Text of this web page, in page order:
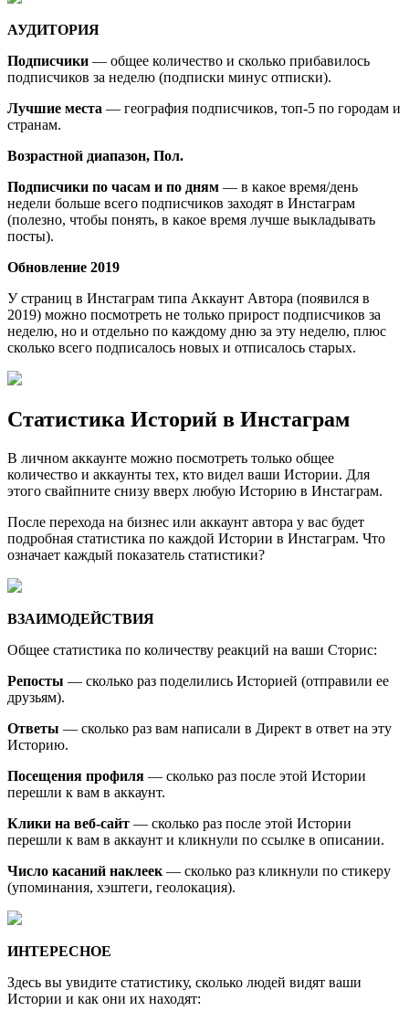
АУДИТОРИЯ
Подписчики — общее количество и сколько прибавилось
подписчиков за неделю (подписки минус отписки).
Лучшие места — география подписчиков, топ-5 по городам и
странам.
Возрастной диапазон, Пол.
Подписчики по часам и по дням — в какое время/день
недели больше всего подписчиков заходят в Инстаграм
(полезно, чтобы понять, в какое время лучше выкладывать
посты).
Обновление 2019
У страниц в Инстаграм типа Аккаунт Автора (появился в
2019) можно посмотреть не только прирост подписчиков за
неделю, но и отдельно по каждому дню за эту неделю, плюс
сколько всего подписалось новых и отписалось старых.
Статистика Историй в Инстаграм
В личном аккаунте можно посмотреть только общее
количество и аккаунты тех, кто видел ваши Истории. Для
этого свайпните снизу вверх любую Историю в Инстаграм.
После перехода на бизнес или аккаунт автора у вас будет
подробная статистика по каждой Истории в Инстаграм. Что
означает каждый показатель статистики?
ВЗАИМОДЕЙСТВИЯ
Общее статистика по количеству реакций на ваши Сторис:
Репосты — сколько раз поделились Историей (отправили ее
друзьям).
Ответы — сколько раз вам написали в Директ в ответ на эту
Историю.
Посещения профиля — сколько раз после этой Истории
перешли к вам в аккаунт.
Клики на веб-сайт — сколько раз после этой Истории
перешли к вам в аккаунт и кликнули по ссылке в описании.
Число касаний наклеек — сколько раз кликнули по стикеру
(упоминания, хэштеги, геолокация).
ИНТЕРЕСНОЕ
Здесь вы увидите статистику, сколько людей видят ваши
Истории и как они их находят: